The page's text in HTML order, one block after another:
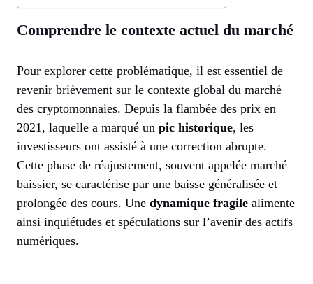
Comprendre le contexte actuel du marché
Pour explorer cette problématique, il est essentiel de
revenir brièvement sur le contexte global du marché
des cryptomonnaies. Depuis la flambée des prix en
2021, laquelle a marqué un pic historique, les
investisseurs ont assisté à une correction abrupte.
Cette phase de réajustement, souvent appelée marché
baissier, se caractérise par une baisse généralisée et
prolongée des cours. Une dynamique fragile alimente
ainsi inquiétudes et spéculations sur l’avenir des actifs
numériques.